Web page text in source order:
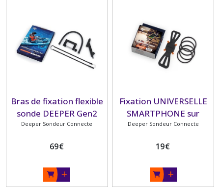
Bras de fixation flexible
sonde DEEPER Gen2
Deeper Sondeur Connecte
69€
Fixation UNIVERSELLE
SMARTPHONE sur
canne
Deeper Sondeur Connecte
19€